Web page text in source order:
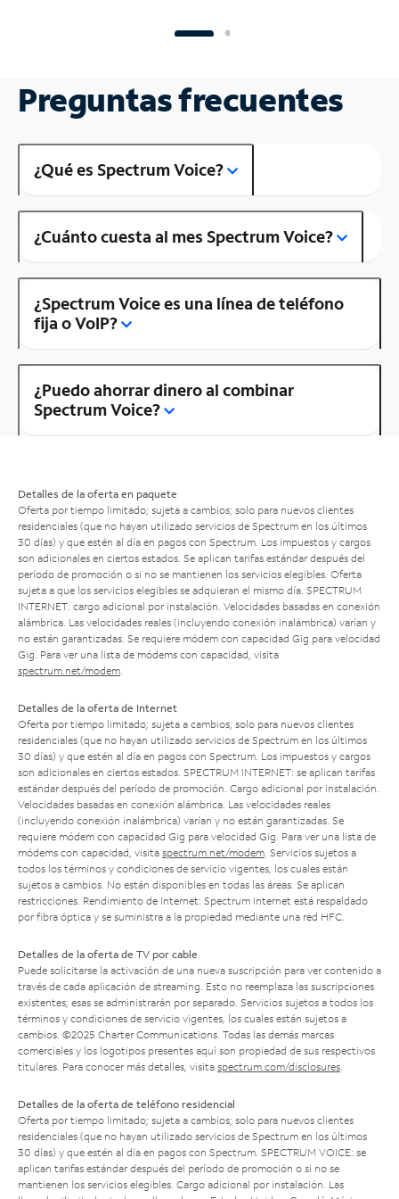
Preguntas frecuentes
¿Qué es Spectrum Voice?
¿Cuánto cuesta al mes Spectrum Voice?
¿Spectrum Voice es una línea de teléfono
fija o VoIP?
¿Puedo ahorrar dinero al combinar
Spectrum Voice?
Detalles de la oferta en paquete
Oferta por tiempo limitado; sujeta a cambios; solo para nuevos clientes
residenciales (que no hayan utilizado servicios de Spectrum en los últimos
30 días) y que estén al día en pagos con Spectrum. Los impuestos y cargos
son adicionales en ciertos estados. Se aplican tarifas estándar después del
período de promoción o si no se mantienen los servicios elegibles. Oferta
sujeta a que los servicios elegibles se adquieran el mismo día. SPECTRUM
INTERNET: cargo adicional por instalación. Velocidades basadas en conexión
alámbrica. Las velocidades reales (incluyendo conexión inalámbrica) varían y
no están garantizadas. Se requiere módem con capacidad Gig para velocidad
Gig. Para ver una lista de módems con capacidad, visita
spectrum.net/modem
Detalles de la oferta de Internet
Oferta por tiempo limitado; sujeta a cambios; solo para nuevos clientes
residenciales (que no hayan utilizado servicios de Spectrum en los últimos
30 días) y que estén al día en pagos con Spectrum. Los impuestos y cargos
son adicionales en ciertos estados. SPECTRUM INTERNET: se aplican tarifas
estándar después del período de promoción. Cargo adicional por instalación.
Velocidades basadas en conexión alámbrica. Las velocidades reales
(incluyendo conexión inalámbrica) varían y no están garantizadas. Se
requiere módem con capacidad Gig para velocidad Gig. Para ver una lista de
módems con capacidad, visita spectrum.net/modem . Servicios sujetos a
todos los términos y condiciones de servicio vigentes, los cuales están
sujetos a cambios. No están disponibles en todas las áreas. Se aplican
restricciones. Rendimiento de Internet: Spectrum Internet está respaldado
por fibra óptica y se suministra a la propiedad mediante una red HFC.
Detalles de la oferta de TV por cable
Puede solicitarse la activación de una nueva suscripción para ver contenido a
través de cada aplicación de streaming. Esto no reemplaza las suscripciones
existentes; esas se administrarán por separado. Servicios sujetos a todos los
términos y condiciones de servicio vigentes, los cuales están sujetos a
cambios. ©2025 Charter Communications. Todas las demás marcas
comerciales y los logotipos presentes aquí son propiedad de sus respectivos
titulares. Para conocer más detalles, visita spectrum.com/disclosures
Detalles de la oferta de teléfono residencial
Oferta por tiempo limitado; sujeta a cambios; solo para nuevos clientes
residenciales (que no hayan utilizado servicios de Spectrum en los últimos
30 días) y que estén al día en pagos con Spectrum. SPECTRUM VOICE: se
aplican tarifas estándar después del período de promoción o si no se
mantienen los servicios elegibles. Cargo adicional por instalación. Las